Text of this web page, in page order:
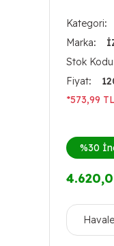
Kategori
Marka
Stok Kodu
Fiyat
*573,99
%30
Havale